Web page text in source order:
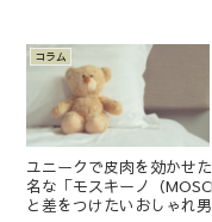
コラム
ユニークで皮肉を効かせ
名な「モスキーノ（
と差をつけたいおしゃれ